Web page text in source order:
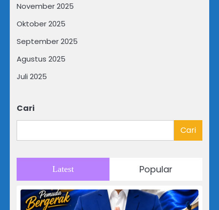
November 2025
Oktober 2025
September 2025
Agustus 2025
Juli 2025
Cari
Cari
Latest Popular